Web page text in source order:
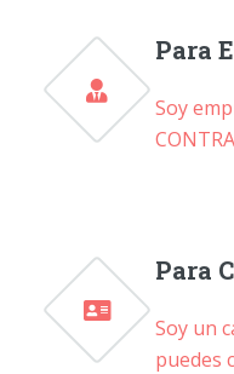
Para
Soy
Para
Soy un
puedes